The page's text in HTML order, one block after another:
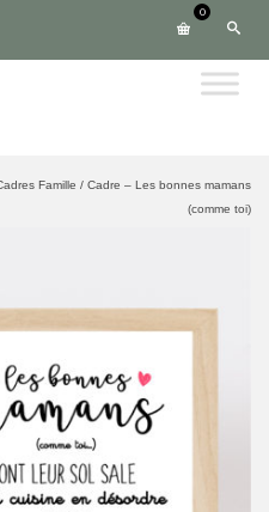
0
Famille / Cadre – Les bonnes mamans
(comme toi)